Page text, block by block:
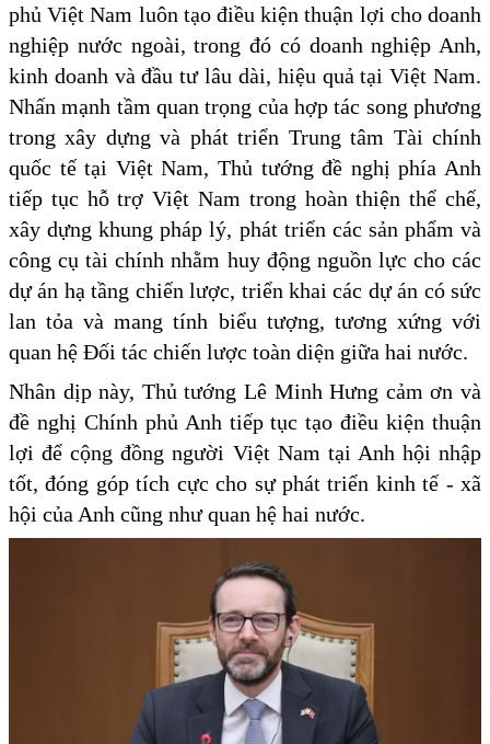
phủ Việt Nam luôn tạo điều kiện thuận lợi cho doanh
nghiệp nước ngoài, trong đó có doanh nghiệp Anh,
kinh doanh và đầu tư lâu dài, hiệu quả tại Việt Nam.
Nhấn mạnh tầm quan trọng của hợp tác song phương
trong xây dựng và phát triển Trung tâm Tài chính
quốc tế tại Việt Nam, Thủ tướng đề nghị phía Anh
tiếp tục hỗ trợ Việt Nam trong hoàn thiện thể chế,
xây dựng khung pháp lý, phát triển các sản phẩm và
công cụ tài chính nhằm huy động nguồn lực cho các
dự án hạ tầng chiến lược, triển khai các dự án có sức
lan tỏa và mang tính biểu tượng, tương xứng với
quan hệ Đối tác chiến lược toàn diện giữa hai nước.
Nhân dịp này, Thủ tướng Lê Minh Hưng cảm ơn và
đề nghị Chính phủ Anh tiếp tục tạo điều kiện thuận
lợi để cộng đồng người Việt Nam tại Anh hội nhập
tốt, đóng góp tích cực cho sự phát triển kinh tế - xã
hội của Anh cũng như quan hệ hai nước.